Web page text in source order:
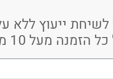
ייעוץ ללא
הזמנה מעל 10 מ"ר!